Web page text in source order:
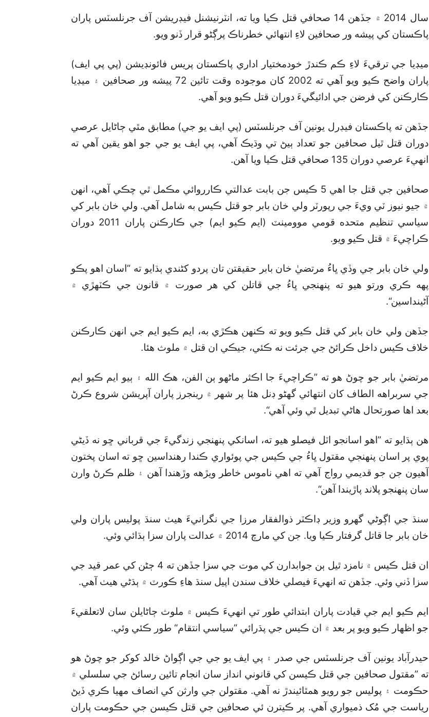
سال 2014 ۾ جڏهن 14 صحافي قتل ڪيا ويا ته، انٽرنيشنل فيڊريشن آف جرنلسٽس پاران
پاڪستان کي پيشه ور صحافين لاءِ انتهائي خطرناڪ پرڳڻو قرار ڏنو ويو.
ميڊيا جي ترقيءَ لاءِ ڪم ڪندڙ خودمختيار اداري پاڪستان پريس فائونڊيشن (پي پي ايف)
پاران واضح ڪيو ويو آهي ته 2002 کان موجوده وقت تائين 72 پيشه ور صحافين ۽ ميڊيا
ڪارڪنن کي فرضن جي ادائيگيءَ دوران قتل ڪيو ويو آهي.
جڏهن ته پاڪستان فيڊرل يونين آف جرنلسٽس (پي ايف يو جي) مطابق مٿي ڄاڻايل عرصي
دوران قتل ٿيل صحافين جو تعداد ٻيڻ تي وڌيڪ آهي، پي ايف يو جي جو اهو يقين آهي ته
انهيءَ عرصي دوران 135 صحافي قتل ڪيا ويا آهن.
صحافين جي قتل جا اهي 5 ڪيس جن بابت عدالتي ڪارروائي مڪمل ٿي چڪي آهي، انهن
۾ جيو نيوز ٽي ويءَ جي رپورٽر ولي خان بابر جو قتل ڪيس به شامل آهي. ولي خان بابر کي
سياسي تنظيم متحده قومي موومينٽ (ايم ڪيو ايم) جي ڪارڪنن پاران 2011 دوران
ڪراچيءَ ۾ قتل ڪيو ويو.
ولي خان بابر جي وڏي ڀاءُ مرتضيٰ خان بابر حقيقتن تان پردو کڻندي ٻڌايو ته ”اسان اهو پڪو
پهه ڪري ورتو هيو ته پنهنجي ڀاءُ جي قاتلن کي هر صورت ۾ قانون جي ڪٽهڙي ۾
آڻينداسين“.
جڏهن ولي خان بابر کي قتل ڪيو ويو ته ڪنهن هڪڙي به، ايم ڪيو ايم جي انهن ڪارڪنن
خلاف ڪيس داخل ڪرائڻ جي جرئت نه ڪئي، جيڪي ان قتل ۾ ملوث هئا.
مرتضيٰ بابر جو چوڻ هو ته ”ڪراچيءَ جا اڪثر ماڻهو ٻن الفن، هڪ الله ۽ ٻيو ايم ڪيو ايم
جي سربراهه الطاف کان انتهائي گھڻو ڊنل هئا پر شهر ۾ رينجرز پاران آپريشن شروع ڪرڻ
بعد اها صورتحال هاڻي تبديل ٿي وئي آهي“.
هن ٻڌايو ته ”اهو اسانجو اٽل فيصلو هيو ته، اسانکي پنهنجي زندگيءَ جي قرباني ڇو نه ڏيڻي
پوي پر اسان پنهنجي مقتول ڀاءُ جي ڪيس جي پوئواري ڪندا رهنداسين ڇو ته اسان پختون
آهيون جن جو قديمي رواج آهي ته اهي ناموس خاطر ويڙهه وڙهندا آهن ۽ ظلم ڪرڻ وارن
سان پنهنجو پلاند پاڙيندا آهن“.
سنڌ جي اڳوڻي گھرو وزير ڊاڪٽر ذوالفقار مرزا جي نگرانيءَ هيٺ سنڌ پوليس پاران ولي
خان بابر جا قاتل گرفتار ڪيا ويا. جن کي مارچ 2014 ۾ عدالت پاران سزا ٻڌائي وئي.
ان قتل ڪيس ۾ نامزد ٿيل ٻن جوابدارن کي موت جي سزا جڏهن ته 4 ڄڻن کي عمر قيد جي
سزا ڏني وئي. جڏهن ته انهيءَ فيصلي خلاف سندن اپيل سنڌ هاءِ ڪورٽ ۾ ٻڌڻي هيٺ آهي.
ايم ڪيو ايم جي قيادت پاران ابتدائي طور تي انهيءَ ڪيس ۾ ملوث ڄاڻايلن سان لاتعلقيءَ
جو اظهار ڪيو ويو پر بعد ۾ ان ڪيس جي پڌرائي ”سياسي انتقام“ طور ڪئي وئي.
حيدرآباد يونين آف جرنلسٽس جي صدر ۽ پي ايف يو جي جي اڳواڻ خالد کوکر جو چوڻ هو
ته ”مقتول صحافين جي قتل ڪيسن کي قانوني انداز سان انجام تائين رسائڻ جي سلسلي ۾
حڪومت ۽ پوليس جو رويو همٿائيندڙ نه آهي. مقتولن جي وارثن کي انصاف مهيا ڪري ڏيڻ
رياست جي مُک ذميواري آهي. پر ڪيترن ئي صحافين جي قتل ڪيسن جي حڪومت پاران